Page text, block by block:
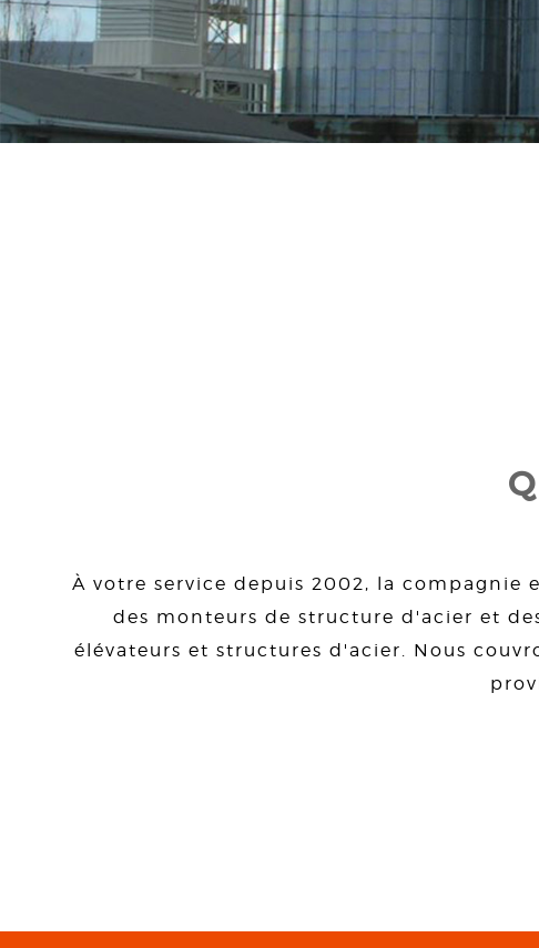
À votre service depuis 2002, la compagnie
des monteurs de structure d'acier et
élévateurs et structures d'acier. Nous